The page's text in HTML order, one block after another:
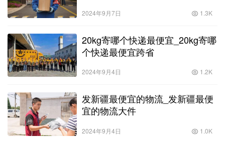
2024年9月7日 1.3K
20kg寄哪个快递最便宜_20kg寄哪
个快递最便宜跨省
2024年9月4日 1.2K
发新疆最便宜的物流_发新疆最便
宜的物流大件
2024年9月4日 1.0K